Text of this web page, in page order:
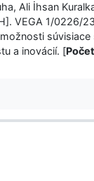
Ali İhsan
VEGA 1/0226/
súvisiace
a inovácií. [